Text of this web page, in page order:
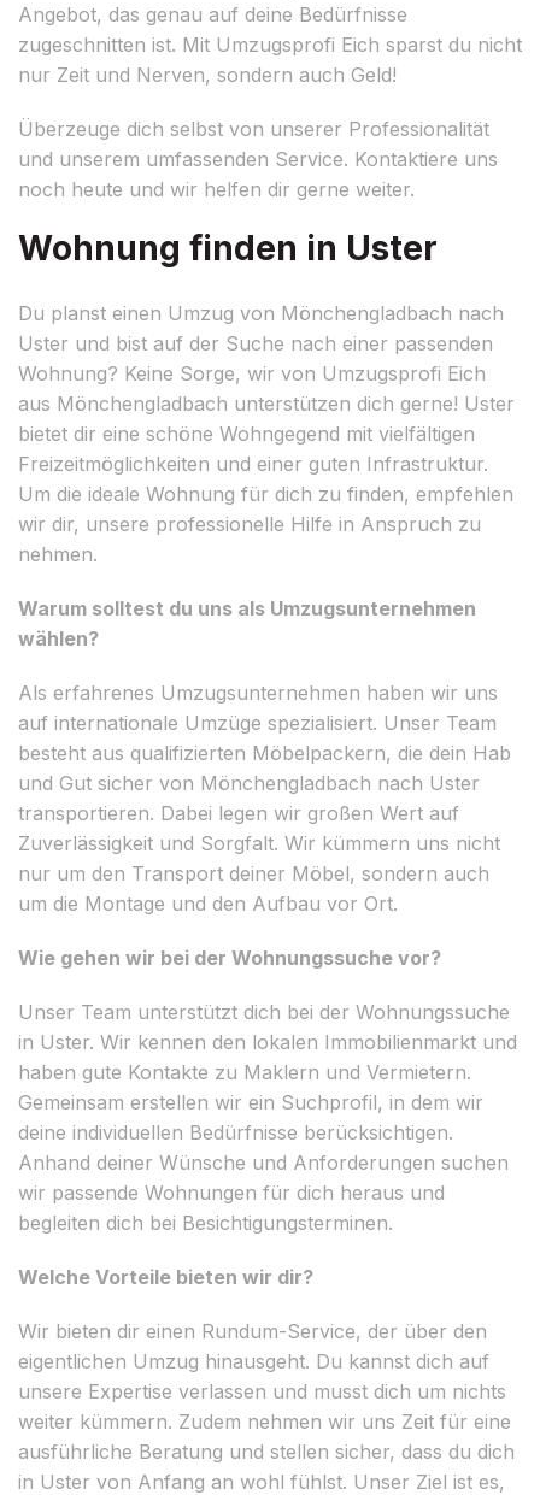
Angebot, das genau auf deine Bedürfnisse
zugeschnitten ist. Mit Umzugsprofi Eich sparst du nicht
nur Zeit und Nerven, sondern auch Geld!
Überzeuge dich selbst von unserer Professionalität
und unserem umfassenden Service. Kontaktiere uns
noch heute und wir helfen dir gerne weiter.
Wohnung finden in Uster
Du planst einen Umzug von Mönchengladbach nach
Uster und bist auf der Suche nach einer passenden
Wohnung? Keine Sorge, wir von Umzugsprofi Eich
aus Mönchengladbach unterstützen dich gerne! Uster
bietet dir eine schöne Wohngegend mit vielfältigen
Freizeitmöglichkeiten und einer guten Infrastruktur.
Um die ideale Wohnung für dich zu finden, empfehlen
wir dir, unsere professionelle Hilfe in Anspruch zu
nehmen.
Warum solltest du uns als Umzugsunternehmen
wählen?
Als erfahrenes Umzugsunternehmen haben wir uns
auf internationale Umzüge spezialisiert. Unser Team
besteht aus qualifizierten Möbelpackern, die dein Hab
und Gut sicher von Mönchengladbach nach Uster
transportieren. Dabei legen wir großen Wert auf
Zuverlässigkeit und Sorgfalt. Wir kümmern uns nicht
nur um den Transport deiner Möbel, sondern auch
um die Montage und den Aufbau vor Ort.
Wie gehen wir bei der Wohnungssuche vor?
Unser Team unterstützt dich bei der Wohnungssuche
in Uster. Wir kennen den lokalen Immobilienmarkt und
haben gute Kontakte zu Maklern und Vermietern.
Gemeinsam erstellen wir ein Suchprofil, in dem wir
deine individuellen Bedürfnisse berücksichtigen.
Anhand deiner Wünsche und Anforderungen suchen
wir passende Wohnungen für dich heraus und
begleiten dich bei Besichtigungsterminen.
Welche Vorteile bieten wir dir?
Wir bieten dir einen Rundum-Service, der über den
eigentlichen Umzug hinausgeht. Du kannst dich auf
unsere Expertise verlassen und musst dich um nichts
weiter kümmern. Zudem nehmen wir uns Zeit für eine
ausführliche Beratung und stellen sicher, dass du dich
in Uster von Anfang an wohl fühlst. Unser Ziel ist es,